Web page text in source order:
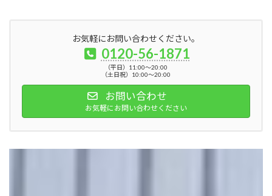
お気軽にお問い合わせください。
0120-56-1871
（平日）11:00～20:00
（土日祝）10:00～20:00
お問い合わせ
お気軽にお問い合わせください